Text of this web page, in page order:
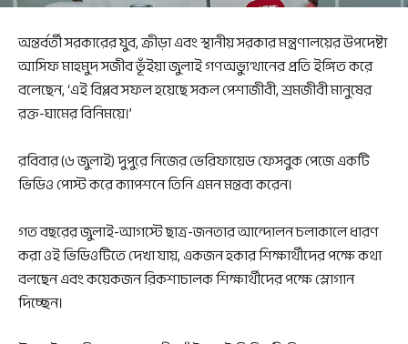
অন্তর্বর্তী সরকারের যুব, ক্রীড়া এবং স্থানীয় সরকার মন্ত্রণালয়ের উপদেষ্টা
আসিফ মাহমুদ সজীব ভূঁইয়া জুলাই গণঅভ্যুত্থানের প্রতি ইঙ্গিত করে
বলেছেন, ‘এই বিপ্লব সফল হয়েছে সকল পেশাজীবী, শ্রমজীবী মানুষের
রক্ত-ঘামের বিনিময়ে।’
রবিবার (৬ জুলাই) দুপুরে নিজের ভেরিফায়েড ফেসবুক পেজে একটি
ভিডিও পোস্ট করে ক্যাপশনে তিনি এমন মন্তব্য করেন।
গত বছরের জুলাই-আগস্টে ছাত্র-জনতার আন্দোলন চলাকালে ধারণ
করা ওই ভিডিওটিতে দেখা যায়, একজন হকার শিক্ষার্থীদের পক্ষে কথা
বলছেন এবং কয়েকজন রিকশাচালক শিক্ষার্থীদের পক্ষে স্লোগান
দিচ্ছেন।